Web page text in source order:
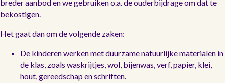
breder aanbod en we gebruiken o.a. de ouderbijdrage om dat te
bekostigen.
Het gaat dan om de volgende zaken:
De kinderen werken met duurzame natuurlijke materialen in
de klas, zoals waskrijtjes, wol, bijenwas, verf, papier, klei,
hout, gereedschap en schriften.